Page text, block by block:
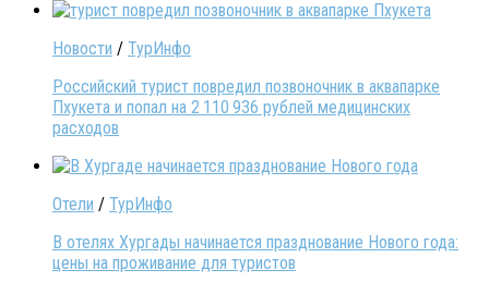
Новости / ТурИнфо
Российский турист повредил позвоночник в аквапарке
Пхукета и попал на 2 110 936 рублей медицинских
расходов
Отели / ТурИнфо
В отелях Хургады начинается празднование Нового года:
цены на проживание для туристов